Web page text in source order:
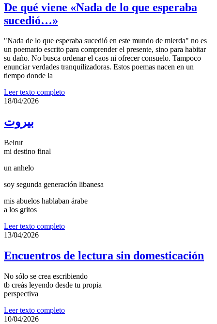
De qué viene «Nada de lo que esperaba
sucedió…»
"Nada de lo que esperaba sucedió en este mundo de mierda" no es
un poemario escrito para comprender el presente, sino para habitar
su daño. No busca ordenar el caos ni ofrecer consuelo. Tampoco
enunciar verdades tranquilizadoras. Estos poemas nacen en un
tiempo donde la
Leer texto completo
18/04/2026
بيروت
Beirut
mi destino final
un anhelo
soy segunda generación libanesa
mis abuelos hablaban árabe
a los gritos
Leer texto completo
13/04/2026
Encuentros de lectura sin domesticación
No sólo se crea escribiendo
tb creás leyendo desde tu propia
perspectiva
Leer texto completo
10/04/2026